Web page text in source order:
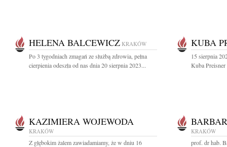
HELENA BALCEWICZ KRAKÓW
Po 3 tygodniach zmagań ze służbą zdrowia, pełna
cierpienia odeszła od nas dnia 20 sierpnia 2023...
KUBA
15 sierpnia
Kuba Preisner
KAZIMIERA WOJEWODA
KRAKÓW
Z głębokim żalem zawiadamiamy, że w dniu 16
KRAKÓW
prof. dr hab.